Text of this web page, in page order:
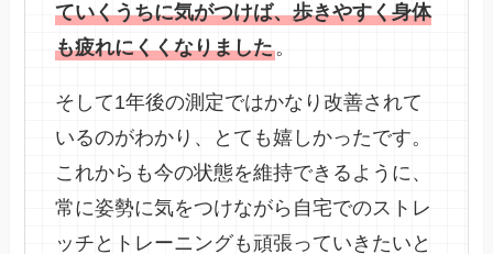
ていくうちに気がつけば、歩きやすく身体
も疲れにくくなりました。
そして1年後の測定ではかなり改善されて
いるのがわかり、とても嬉しかったです。
これからも今の状態を維持できるように、
常に姿勢に気をつけながら自宅でのストレ
ッチとトレーニングも頑張っていきたいと